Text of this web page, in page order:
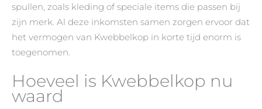
spullen, zoals kleding of speciale items die passen bij
zijn merk. Al deze inkomsten samen zorgen ervoor dat
het vermogen van Kwebbelkop in korte tijd enorm is
toegenomen.
Hoeveel is Kwebbelkop nu
waard